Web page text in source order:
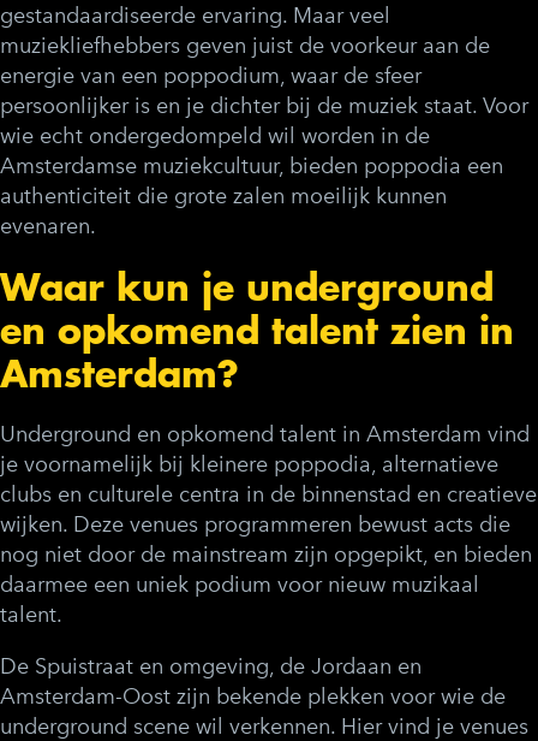
gestandaardiseerde ervaring. Maar veel
muziekliefhebbers geven juist de voorkeur aan de
energie van een poppodium, waar de sfeer
persoonlijker is en je dichter bij de muziek staat. Voor
wie echt ondergedompeld wil worden in de
Amsterdamse muziekcultuur, bieden poppodia een
authenticiteit die grote zalen moeilijk kunnen
evenaren.
Waar kun je underground
en opkomend talent zien in
Amsterdam?
Underground en opkomend talent in Amsterdam vind
je voornamelijk bij kleinere poppodia, alternatieve
clubs en culturele centra in de binnenstad en creatieve
wijken. Deze venues programmeren bewust acts die
nog niet door de mainstream zijn opgepikt, en bieden
daarmee een uniek podium voor nieuw muzikaal
talent.
De Spuistraat en omgeving, de Jordaan en
Amsterdam-Oost zijn bekende plekken voor wie de
underground scene wil verkennen. Hier vind je venues